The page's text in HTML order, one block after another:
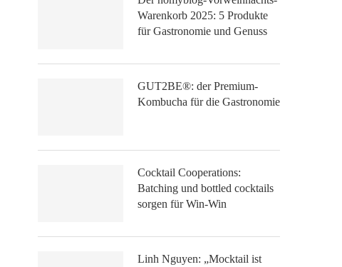
Warenkorb 2025: 5 Produkte
für Gastronomie und Genuss
GUT2BE®: der Premium-
Kombucha für die Gastronomie
Cocktail Cooperations:
Batching und bottled cocktails
sorgen für Win-Win
Linh Nguyen: „Mocktail ist